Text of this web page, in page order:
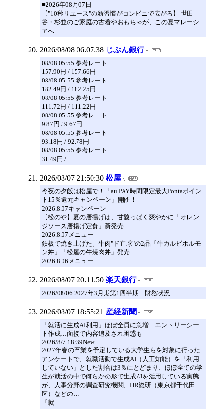
■2026年08月07日
【"10秒リユース"の新習慣がコンビニで広がる】 世田
谷・杉並のご家庭の古着やおもちゃが、この夏マレーシ
アへ
2026/08/08 06:07:38 じぶん銀行
08/08 05:55 参考レート
157.90円 / 157.66円
08/08 05:55 参考レート
182.49円 / 182.25円
08/08 05:55 参考レート
111.72円 / 111.22円
08/08 05:55 参考レート
9.87円 / 9.67円
08/08 05:55 参考レート
93.18円 / 92.78円
08/08 05:55 参考レート
31.49円 /
2026/08/07 21:50:30 松屋
今夜の夕飯は松屋で！「au PAY時間限定最大Pontaポイン
ト15％還元キャンペーン」開催！
2026.8.07キャンペーン
【松のや】夏の唐揚げは、甘酸っぱく爽やかに「オレン
ジソース唐揚げ定食」新発売
2026.8.07メニュー
鉄板で焼き上げた、牛肉"ド直球"の2品「牛カルビホルモ
ン丼」「松屋の牛焼肉丼」発売
2026.8.06メニュー
2026/08/07 20:11:50 楽天銀行
2026/08/06 2027年3月期第1四半期 財務状況
2026/08/07 18:55:21 産経新聞
「就活に生成AI利用」ほぼ全員に急増 エントリーシー
ト作成…面接で内容追及され困惑も
2026/8/7 18:39New
2027年春の卒業を予定している大学生らを対象に行った
アンケートで、就職活動で生成AI（人工知能）を「利用
していない」とした割合は3％にとどまり、ほぼ全ての学
生が就活の中で何らかの形で生成AIを活用している実態
が、人事分野の調査研究機関、HR総研（東京都千代田
区）などの…
「就